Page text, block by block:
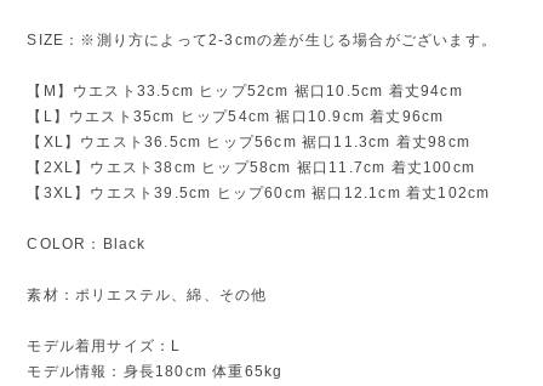
SIZE：※測り方によって2-3cmの差が生じる場合がございます。
【M】ウエスト33.5cm ヒップ52cm 裾口10.5cm 着丈94cm
【L】ウエスト35cm ヒップ54cm 裾口10.9cm 着丈96cm
【XL】ウエスト36.5cm ヒップ56cm 裾口11.3cm 着丈98cm
【2XL】ウエスト38cm ヒップ58cm 裾口11.7cm 着丈100cm
【3XL】ウエスト39.5cm ヒップ60cm 裾口12.1cm 着丈102cm
COLOR：Black
素材：ポリエステル、綿、その他
モデル着用サイズ：L
モデル情報：身長180cm 体重65kg